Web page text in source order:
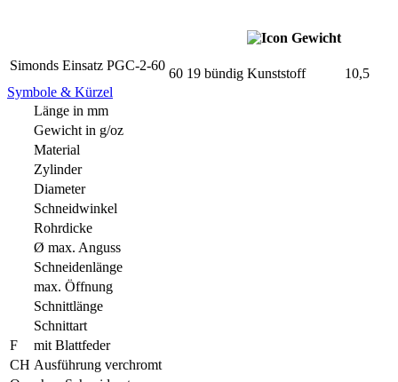
Simonds Einsatz PGC-2-60
60 19 bündig Kunststoff
10,5
Symbole & Kürzel
Länge in mm
Gewicht in g/oz
Material
Zylinder
Diameter
Schneidwinkel
Rohrdicke
Ø max. Anguss
Schneidenlänge
max. Öffnung
Schnittlänge
Schnittart
F
mit Blattfeder
CH Ausführung verchromt